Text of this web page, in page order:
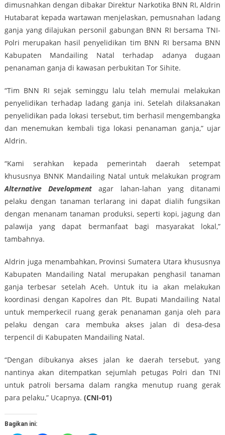
dimusnahkan dengan dibakar Direktur Narkotika BNN RI, Aldrin
Hutabarat kepada wartawan menjelaskan, pemusnahan ladang
ganja yang dilajukan personil gabungan BNN RI bersama TNI-
Polri merupakan hasil penyelidikan tim BNN RI bersama BNN
Kabupaten Mandailing Natal terhadap adanya dugaan
penanaman ganja di kawasan perbukitan Tor Sihite.
“Tim BNN RI sejak seminggu lalu telah memulai melakukan
penyelidikan terhadap ladang ganja ini. Setelah dilaksanakan
penyelidikan pada lokasi tersebut, tim berhasil mengembangka
dan menemukan kembali tiga lokasi penanaman ganja,” ujar
Aldrin.
“Kami serahkan kepada pemerintah daerah setempat
khususnya BNNK Mandailing Natal untuk melakukan program
Alternative Development agar lahan-lahan yang ditanami
pelaku dengan tanaman terlarang ini dapat dialih fungsikan
dengan menanam tanaman produksi, seperti kopi, jagung dan
palawija yang dapat bermanfaat bagi masyarakat lokal,”
tambahnya.
Aldrin juga menambahkan, Provinsi Sumatera Utara khususnya
Kabupaten Mandailing Natal merupakan penghasil tanaman
ganja terbesar setelah Aceh. Untuk itu ia akan melakukan
koordinasi dengan Kapolres dan Plt. Bupati Mandailing Natal
untuk memperkecil ruang gerak penanaman ganja oleh para
pelaku dengan cara membuka akses jalan di desa-desa
terpencil di Kabupaten Mandailing Natal.
“Dengan dibukanya akses jalan ke daerah tersebut, yang
nantinya akan ditempatkan sejumlah petugas Polri dan TNI
untuk patroli bersama dalam rangka menutup ruang gerak
para pelaku,” Ucapnya. (CNI-01)
Bagikan ini: